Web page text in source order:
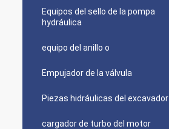
Equipos del sello de la pompa
hydráulica
equipo del anillo o
Empujador de la válvula
Piezas hidráulicas del excavador
cargador de turbo del motor